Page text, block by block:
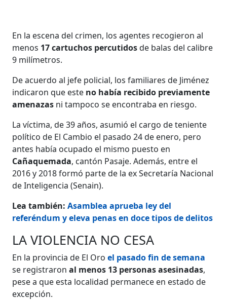
En la escena del crimen, los agentes recogieron al
menos 17 cartuchos percutidosde balas del calibre
9 milímetros.
De acuerdo al jefe policial, los familiares de Jiménez
indicaron que este no había recibido previamente
amenazas ni tampoco se encontraba en riesgo.
La víctima, de 39 años, asumió el cargo de teniente
político de El Cambio el pasado 24 de enero, pero
antes había ocupado el mismo puesto en
Cañaquemada, cantón Pasaje. Además, entre el
2016 y 2018 formó parte de la ex Secretaría Nacional
de Inteligencia (Senain).
Lea también:Asamblea aprueba ley del
referéndum y eleva penas en doce tipos de delitos
LA VIOLENCIA NO CESA
En la provincia de El Oroel pasado fin de semana
se registraronal menos 13 personas asesinadas,
pese a que esta localidad permanece en estado de
excepción.